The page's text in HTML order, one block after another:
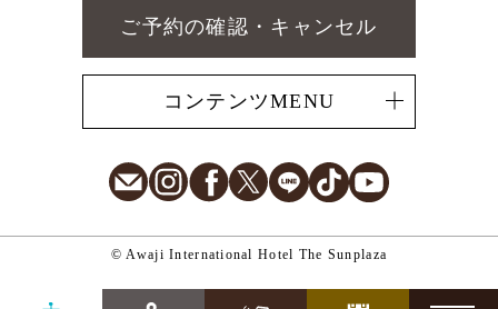
ご予約の確認・キャンセル
コンテンツMENU
E-MailInstagramFacebook
X LINETikTok
© Awaji International Hotel The Sunplaza